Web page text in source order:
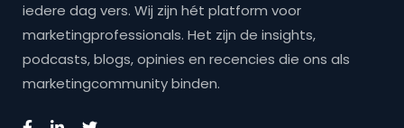
iedere dag vers. Wij zijn hét platform voor
marketingprofessionals. Het zijn de insights,
podcasts, blogs, opinies en recencies die ons als
marketingcommunity binden.